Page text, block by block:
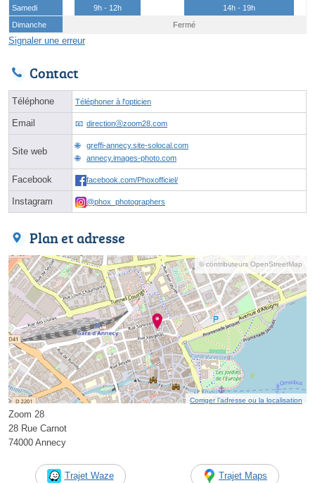
Samedi
9h - 12h
14h - 19h
Dimanche
Fermé
Signaler une erreur
Contact
Téléphone Téléphoner à l'opticien
Email directionⓐzoom28.com
Site web
greffi-annecy.site-solocal.com
annecy.images-photo.com
Facebook facebook.com/Phoxofficiel/
Instagram @phox_photographers
Plan et adresse
© contributeurs OpenStreetMap
Corriger l’adresse ou la localisation
Zoom 28
28 Rue Carnot
74000 Annecy
Trajet Waze Trajet Maps